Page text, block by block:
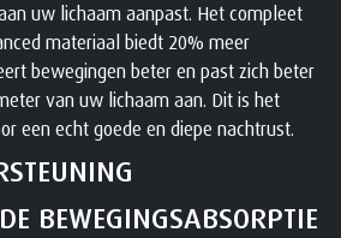
uw lichaam aanpast. Het compleet
materiaal biedt 20% meer
bewegingen beter en past zich beter
van uw lichaam aan. Dit is het
een echt goede en diepe nachtrust.
BEWEGINGSABSORPTIE